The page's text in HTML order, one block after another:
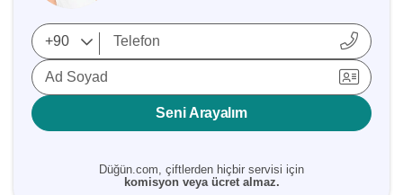
Ad Soyad
Seni Arayalım
Düğün.com, çiftlerden hiçbir servisi için
komisyon veya ücret almaz.